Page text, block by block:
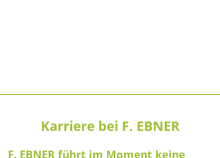
Karriere bei F. EBNER
F. EBNER führt im Moment keine